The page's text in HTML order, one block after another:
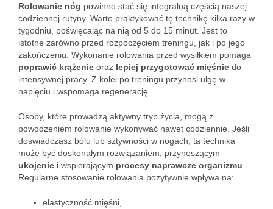
Rolowanie nóg powinno stać się integralną częścią naszej
codziennej rutyny. Warto praktykować tę technikę kilka razy w
tygodniu, poświęcając na nią od 5 do 15 minut. Jest to
istotne zarówno przed rozpoczęciem treningu, jak i po jego
zakończeniu. Wykonanie rolowania przed wysiłkiem pomaga
poprawić krążenie oraz lepiej przygotować mięśnie do
intensywnej pracy. Z kolei po treningu przynosi ulgę w
napięciu i wspomaga regenerację.
Osoby, które prowadzą aktywny tryb życia, mogą z
powodzeniem rolowanie wykonywać nawet codziennie. Jeśli
doświadczasz bólu lub sztywności w nogach, ta technika
może być doskonałym rozwiązaniem, przynoszącym
ukojenie i wspierającym procesy naprawcze organizmu
Regularne stosowanie rolowania pozytywnie wpływa na:
elastyczność mięśni,